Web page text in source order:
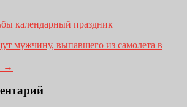
календарный праздник
мужчину, выпавшего из самолета в
→